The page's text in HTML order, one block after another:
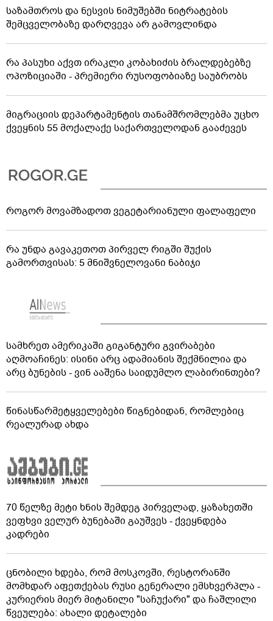
საზამთროს და ნესვის ნიმუშებში ნიტრატების
შემცველობაზე დარღვევა არ გამოვლინდა
რა პასუხი აქვთ ირაკლი კობახიძის ბრალდებებზე
ოპოზიციაში - პრემიერი რუსოფობიაზე საუბრობს
მიგრაციის დეპარტამენტის თანამშრომლებმა უცხო
ქვეყნის 55 მოქალაქე საქართველოდან გააძევეს
როგორ მოვამზადოთ ვეგეტარიანული ფალაფელი
რა უნდა გავაკეთოთ პირველ რიგში შუქის
გამორთვისას: 5 მნიშვნელოვანი ნაბიჯი
სამხრეთ ამერიკაში გიგანტური გვირაბები
აღმოაჩინეს: ისინი არც ადამიანის შექმნილია და
არც ბუნების - ვინ ააშენა საიდუმლო ლაბირინთები?
წინასწარმეტყველებები წიგნებიდან, რომლებიც
რეალურად ახდა
70 წელზე მეტი ხნის შემდეგ პირველად, ყაზახეთში
ვეფხვი ველურ ბუნებაში გაუშვეს - ქვეყნდება
კადრები
ცნობილი ხდება, რომ მოსკოვში, რესტორანში
მომხდარ აფეთქებას რუსი გენერალი ემსხვერპლა -
კურიერის მიერ მიტანილი "საჩუქარი" და ჩაშლილი
წვეულება: ახალი დეტალები